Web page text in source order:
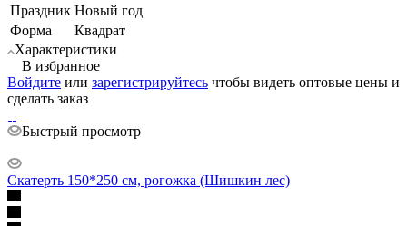
Праздник Новый год
Форма
Квадрат
Характеристики
В избранное
Войдите или зарегистрируйтесь чтобы видеть оптовые цены и
сделать заказ
Быстрый просмотр
Скатерть 150*250 см, рогожка (Шишкин лес)